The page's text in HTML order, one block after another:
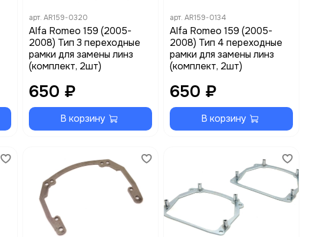
арт. AR159-0320
Alfa Romeo 159 (2005-
2008) Тип 3 переходные
рамки для замены линз
(комплект, 2шт)
650 ₽
В корзину
арт. AR159-0134
Alfa Romeo 159 (2005-
2008) Тип 4 переходные
рамки для замены линз
(комплект, 2шт)
650 ₽
В корзину